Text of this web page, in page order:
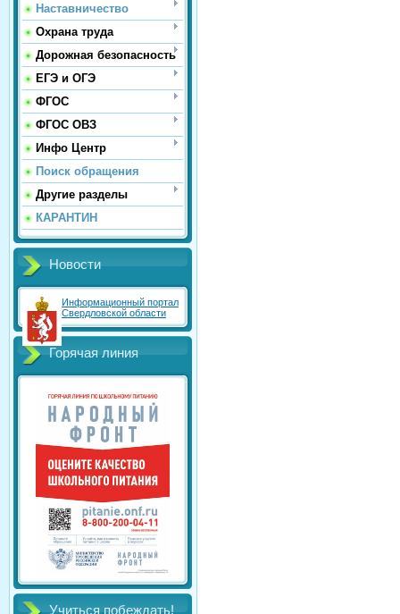
Наставничество
Охрана труда
Дорожная безопасность
ЕГЭ и ОГЭ
ФГОС
ФГОС ОВЗ
Инфо Центр
Поиск обращения
Другие разделы
КАРАНТИН
Новости
Информационный портал
Свердловской области
Горячая линия
Учиться побеждать!